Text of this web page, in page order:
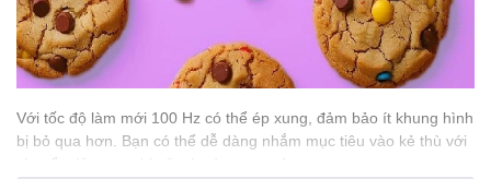
Với tốc độ làm mới 100 Hz có thể ép xung, đảm bảo ít khung hình
bị bỏ qua hơn. Bạn có thể dễ dàng nhắm mục tiêu vào kẻ thù với
chuyển động cực kỳ rõ nét và mượt mà.